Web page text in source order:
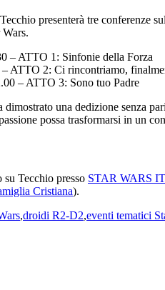
presenterà tre conferenze
– ATTO 1: Sinfonie della Forza
– ATTO 2: Ci rincontriamo,
– ATTO 3: Sono tuo Padre
dimostrato una dedizione senza
possa trasformarsi in un
Tecchio presso STAR WARS
Cristiana)​.
,droidi R2-D2,eventi tematici